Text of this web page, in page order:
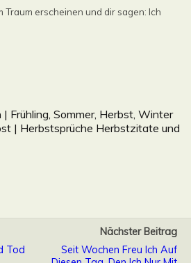
Traum erscheinen und dir sagen: Ich
| Frühling, Sommer, Herbst, Winter
| Herbstsprüche Herbstzitate und
Tod
Nächster Beitrag
Seit Wochen Freu Ich Auf